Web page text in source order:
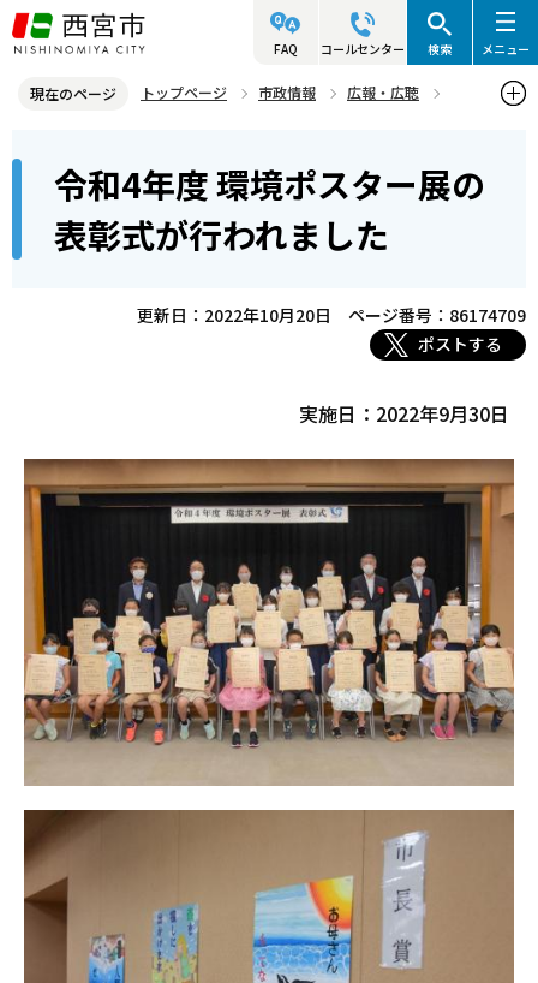
こ
の
ジ
頭
FAQ コールセンター 検索 メニュー
現在のページ トップページ 市政情報
広報・広聴
令和4年度 環境ポスター展の表彰式が行われました
令和4年度 環境ポスター展の
表彰式が行われました
更新日：2022年10月20日
ページ番号：86174709
ポストする
実施日：2022年9月30日